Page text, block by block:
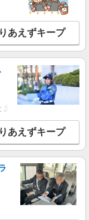
キング）
給（規定あり） （時
野元2211
細を見る
円以上（残業・休
費全額支
イク通勤OK
細を見る
あえずキープ
市岩槻区・久喜市・
あえずキープ